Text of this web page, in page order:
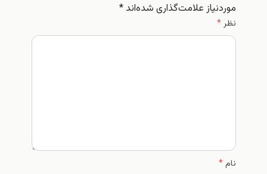
موردنیاز علامت‌گذاری شده‌اند*
نظر*
نام*